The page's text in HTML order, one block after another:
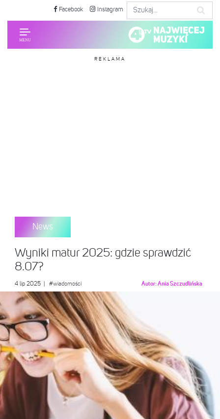
Facebook Instagram
REKLAMA
News
Wyniki matur 2025: gdzie sprawdzić
8.07?
4 lip 2025 #wiadomości Autor:Ania Szczudlińska